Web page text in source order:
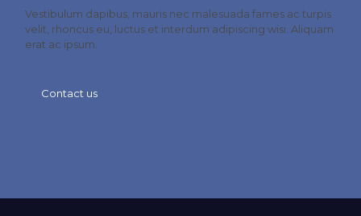
Vestibulum dapibus, mauris nec malesuada fames ac turpis
velit, rhoncus eu, luctus et interdum adipiscing wisi. Aliquam
erat ac ipsum.
Contact us